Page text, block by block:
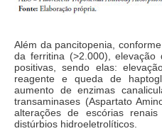
Além da pancitopenia,
da ferritina (>2.000),
positivas, sendo elas:
reagente e queda de
aumento de enzimas
transaminases (Aspartato
alterações de escórias
distúrbios hidroeletrolíticos.